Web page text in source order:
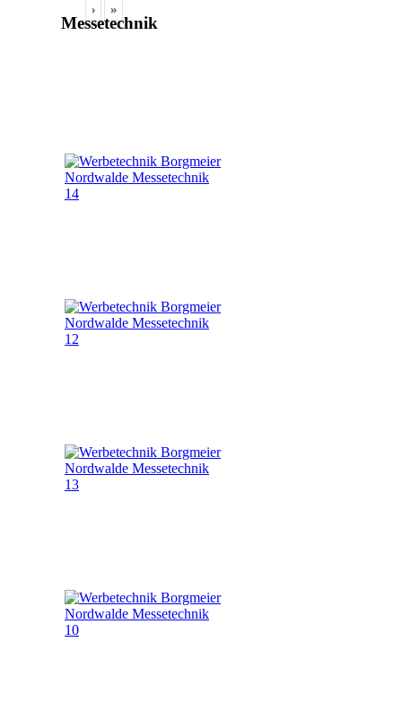
›
»
Messetechnik